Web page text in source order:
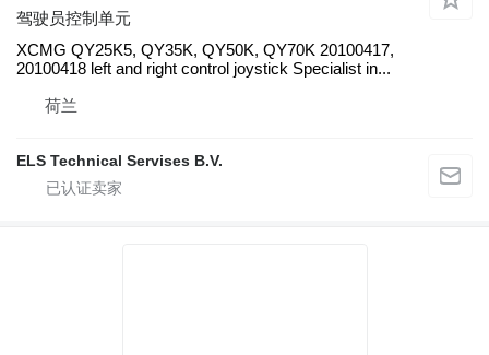
驾驶员控制单元
XCMG QY25K5, QY35K, QY50K, QY70K 20100417,
20100418 left and right control joystick Specialist in...
荷兰
ELS Technical Servises B.V.